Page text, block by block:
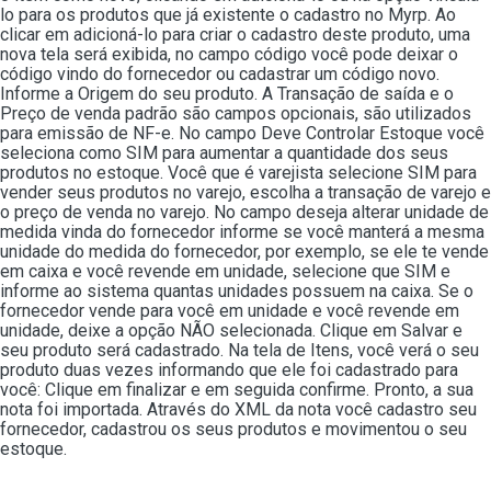
lo para os produtos que já existente o cadastro no Myrp. Ao
clicar em adicioná-lo para criar o cadastro deste produto, uma
nova tela será exibida, no campo código você pode deixar o
código vindo do fornecedor ou cadastrar um código novo.
Informe a Origem do seu produto. A Transação de saída e o
Preço de venda padrão são campos opcionais, são utilizados
para emissão de NF-e. No campo Deve Controlar Estoque você
seleciona como SIM para aumentar a quantidade dos seus
produtos no estoque. Você que é varejista selecione SIM para
vender seus produtos no varejo, escolha a transação de varejo e
o preço de venda no varejo. No campo deseja alterar unidade de
medida vinda do fornecedor informe se você manterá a mesma
unidade do medida do fornecedor, por exemplo, se ele te vende
em caixa e você revende em unidade, selecione que SIM e
informe ao sistema quantas unidades possuem na caixa. Se o
fornecedor vende para você em unidade e você revende em
unidade, deixe a opção NÃO selecionada. Clique em Salvar e
seu produto será cadastrado. Na tela de Itens, você verá o seu
produto duas vezes informando que ele foi cadastrado para
você: Clique em finalizar e em seguida confirme. Pronto, a sua
nota foi importada. Através do XML da nota você cadastro seu
fornecedor, cadastrou os seus produtos e movimentou o seu
estoque.